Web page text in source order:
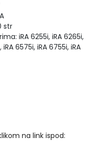
str
iRA 6255i, iRA 6265i,
6575i, iRA 6755i, iRA
na link ispod: